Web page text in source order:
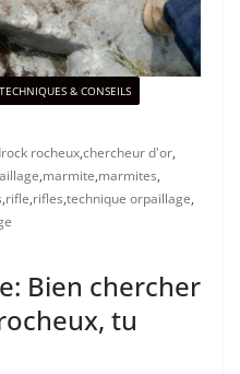
TECHNIQUES & CONSEILS
rocheux,chercheur d'or,
,marmite,marmites,
,rifle,rifles,technique orpaillage,
Bien chercher
tu